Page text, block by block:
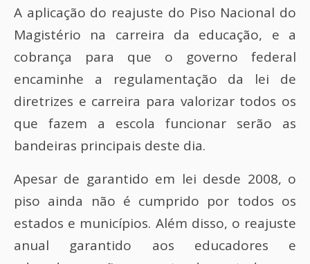
A aplicação do reajuste do Piso Nacional do
Magistério na carreira da educação, e a
cobrança para que o governo federal
encaminhe a regulamentação da lei de
diretrizes e carreira para valorizar todos os
que fazem a escola funcionar serão as
bandeiras principais deste dia.
Apesar de garantido em lei desde 2008, o
piso ainda não é cumprido por todos os
estados e municípios. Além disso, o reajuste
anual garantido aos educadores e